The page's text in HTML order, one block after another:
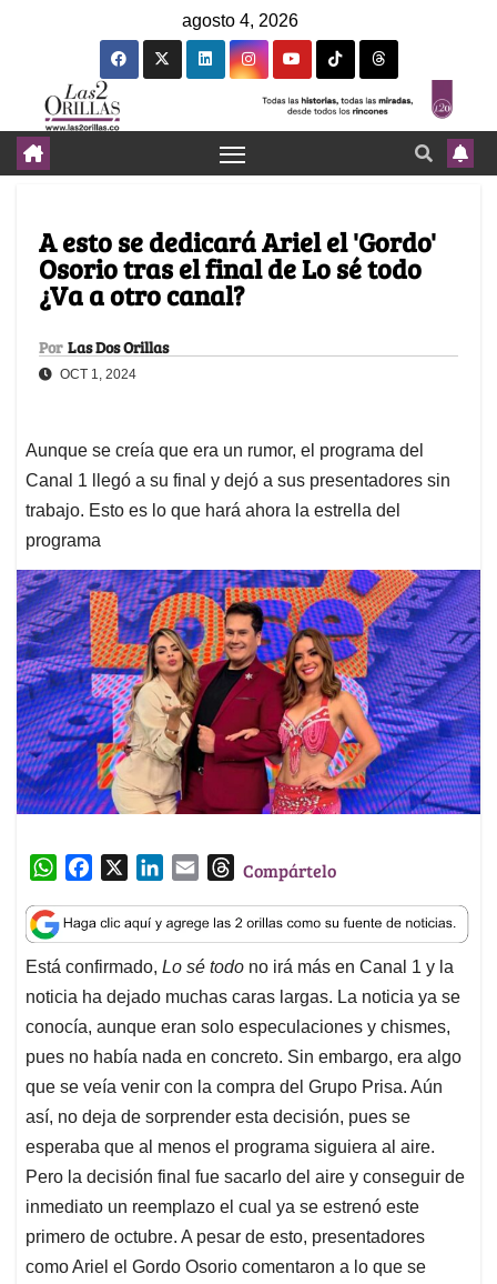
agosto 4, 2026
A esto se dedicará Ariel el 'Gordo'
Osorio tras el final de Lo sé todo
¿Va a otro canal?
Por Las Dos Orillas
OCT 1, 2024
Aunque se creía que era un rumor, el programa del
Canal 1 llegó a su final y dejó a sus presentadores sin
trabajo. Esto es lo que hará ahora la estrella del
programa
W
a
t
s
A
p
p
c
e
b
o
o
k
n
k
e
d
I
n
a
i
l
T
r
e
a
d
s
Compártelo
Está confirmado, Lo sé todo no irá más en Canal 1 y la
noticia ha dejado muchas caras largas. La noticia ya se
conocía, aunque eran solo especulaciones y chismes,
pues no había nada en concreto. Sin embargo, era algo
que se veía venir con la compra del Grupo Prisa. Aún
así, no deja de sorprender esta decisión, pues se
esperaba que al menos el programa siguiera al aire.
Pero la decisión final fue sacarlo del aire y conseguir de
inmediato un reemplazo el cual ya se estrenó este
primero de octubre. A pesar de esto, presentadores
como Ariel el Gordo Osorio comentaron a lo que se